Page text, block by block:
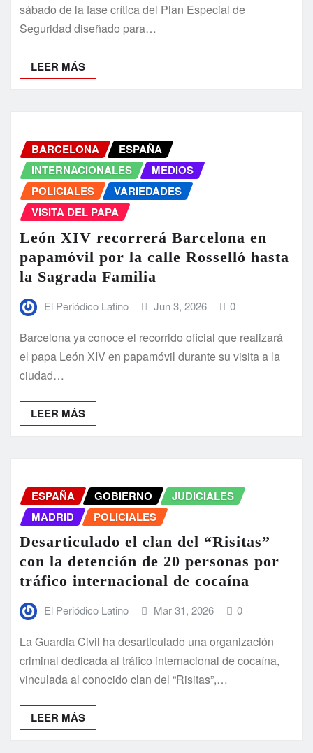
sábado de la fase crítica del Plan Especial de
Seguridad diseñado para…
LEER MÁS
BARCELONA
ESPAÑA
INTERNACIONALES
MEDIOS
POLICIALES
VARIEDADES
VISITA DEL PAPA
León XIV recorrerá Barcelona en
papamóvil por la calle Rosselló hasta
la Sagrada Familia
El Periódico Latino Jun 3, 2026 0
Barcelona ya conoce el recorrido oficial que realizará
el papa León XIV en papamóvil durante su visita a la
ciudad…
LEER MÁS
ESPAÑA GOBIERNO
JUDICIALES
MADRID
POLICIALES
Desarticulado el clan del “Risitas”
con la detención de 20 personas por
tráfico internacional de cocaína
El Periódico Latino Mar 31, 2026 0
La Guardia Civil ha desarticulado una organización
criminal dedicada al tráfico internacional de cocaína,
vinculada al conocido clan del “Risitas”,…
LEER MÁS